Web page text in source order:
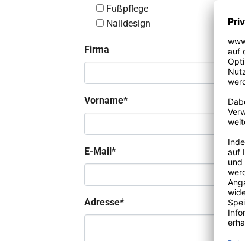
Fußpflege
Naildesign
Firma
Vorname*
E-Mail*
Adresse*